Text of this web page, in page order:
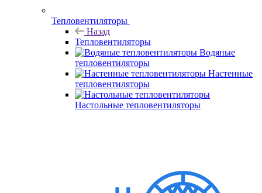
Тепловентиляторы
Назад
Тепловентиляторы
Водяные
тепловентиляторы
Настенные
тепловентиляторы
Настольные тепловентиляторы